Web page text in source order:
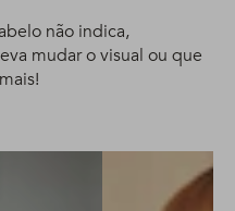
não indica,
mudar o visual ou que